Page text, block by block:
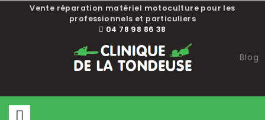
Vente réparation matériel motoculture pour les
professionnels et particuliers
04 78 98 86 38
Blog